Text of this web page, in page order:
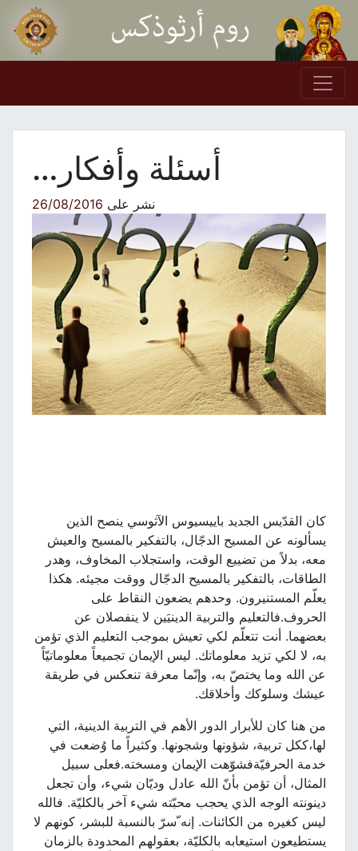
Skip to content
Main Navigation
أسئلة وأفكار…
نشر على26/08/2016
كان القدّيس الجديد باييسيوس الآثوسي ينصح الذين
يسألونه عن المسيح الدجّال، بالتفكير بالمسيح والعيش
معه، بدلاً من تضييع الوقت، واستجلاب المخاوف، وهدر
الطاقات، بالتفكير بالمسيح الدجّال ووقت مجيئه. هكذا
يعلّم المستنيرون. وحدهم يضعون النقاط على
الحروف.فالتعليم والتربية الدينيَين لا ينفصلان عن
بعضهما. أنت تتعلّم لكي تعيش بموجب التعليم الذي تؤمن
به، لا لكي تزيد معلوماتك. ليس الإيمان تجميعاً معلوماتيّاً
عن الله وما يختصّ به، وإنّما معرفة تنعكس في طريقة
عيشك وسلوكك وأخلاقك.
من هنا كان للأبرار الدور الأهم في التربية الدينية، التي
لها،ككل تربية، شؤونها وشجونها. وكثيراً ما وُضعت في
خدمة الحرفيّةفشوّهت الإيمان ومسخته.فعلى سبيل
المثال، أن تؤمن بأنّ الله عادل وديّان شيء، وأن تجعل
دينونته الوجه الذي يحجب محبّته شيء آخر بالكليّة. فالله
ليس كغيره من الكائنات. إنه ّسرّ بالنسبة للبشر، كونهم لا
يستطيعون استيعابه بالكليّة، بعقولهم المحدودة بالزمان